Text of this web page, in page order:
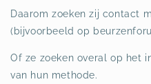
Daarom zoeken zij contact
(bijvoorbeeld op
Of ze zoeken overal op het
van hun methode.